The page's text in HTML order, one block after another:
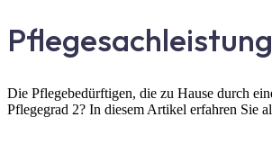
Die Pflegebedürftigen, die zu Hause durch
Pflegegrad 2? In diesem Artikel erfahren Sie